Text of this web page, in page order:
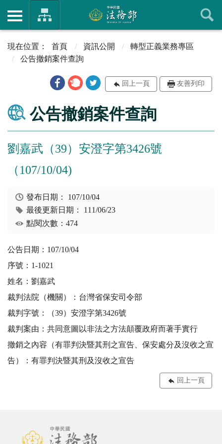
首頁 資訊公開
轉型正義業務專區
公告撤銷案件查詢
回上一頁 友善列印
公告撤銷案件查詢
劉嘉武（39）安澄字第3426號
（107/10/04)
發布日期： 107/10/04
最後更新日期： 111/06/23
點閱次數：474
公告日期：107/10/04
序號：1-1021
姓名：劉嘉武
裁判法院（機關）：台灣省保安司令部
裁判字號：（39）安澄字第3426號
裁判案由：共同意圖以非法之方法顛覆政府而著手實行
撤銷之內容（有罪判決暨其刑之宣告、保安處分及沒收之宣
告）：有罪判決暨其刑及沒收之宣告
回上一頁